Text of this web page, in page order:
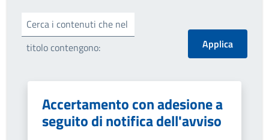
Cerca i contenuti che nel
titolo contengono:
Accertamento con adesione a
seguito di notifica dell'avviso